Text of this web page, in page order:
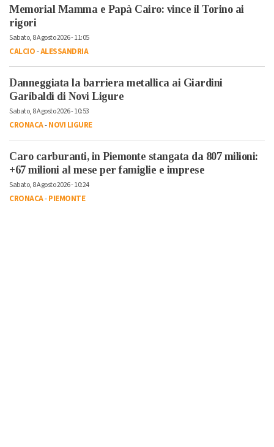
Memorial Mamma e Papà Cairo: vince il Torino ai
rigori
Sabato, 8 Agosto 2026 - 11:05
CALCIO-ALESSANDRIA
Danneggiata la barriera metallica ai Giardini
Garibaldi di Novi Ligure
Sabato, 8 Agosto 2026 - 10:53
CRONACA-NOVI LIGURE
Caro carburanti, in Piemonte stangata da 807 milioni:
+67 milioni al mese per famiglie e imprese
Sabato, 8 Agosto 2026 - 10:24
CRONACA-PIEMONTE